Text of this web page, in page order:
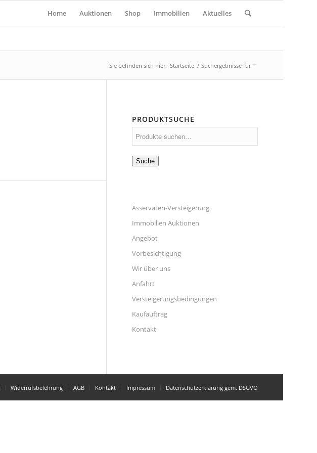
Home Auktionen Shop Immobilien Aktuelles
Sie befinden sich hier: Startseite / Suchergebnisse für ""
PRODUKTSUCHE
Suche
Asservaten-Versteigerung
Immobilien Auktionen
Angebot
Vorbesichtigung
Wir über uns
Anfahrt
Versteigerungsbedingungen
Kaufauftrag
Kontakt
Widerrufsbelehrung AGB Kontakt Impressum Datenschutzerklärung gem. DSGVO